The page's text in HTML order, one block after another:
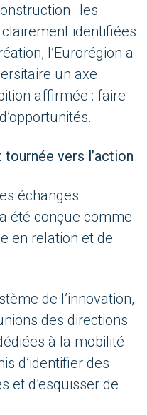
: les
identifiées
l’Eurorégion a
un axe
affirmée : faire
vers l’action
échanges
été conçue comme
en relation et de
de l’innovation,
des directions
à la mobilité
d’identifier des
et d’esquisser de